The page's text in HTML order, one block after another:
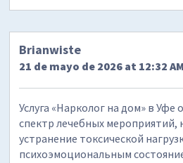
Brianwiste
21 de mayo de 2026 at 12:32 AM
Услуга «Нарколог на дом» в
спектр лечебных мероприятий,
устранение токсической
психоэмоциональным